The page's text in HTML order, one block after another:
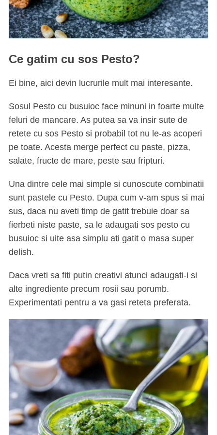
Ce gatim cu sos Pesto?
Ei bine, aici devin lucrurile mult mai interesante.
Sosul Pesto cu busuioc face minuni in foarte multe
feluri de mancare. As putea sa va insir sute de
retete cu sos Pesto si probabil tot nu le-as acoperi
pe toate. Acesta merge perfect cu paste, pizza,
salate, fructe de mare, peste sau fripturi.
Una dintre cele mai simple si cunoscute combinatii
sunt pastele cu Pesto. Dupa cum v-am spus si mai
sus, daca nu aveti timp de gatit trebuie doar sa
fierbeti niste paste, sa le adaugati sos pesto cu
busuioc si uite asa simplu ati gatit o masa super
delish.
Daca vreti sa fiti putin creativi atunci adaugati-i si
alte ingrediente precum rosii sau porumb.
Experimentati pentru a va gasi reteta preferata.